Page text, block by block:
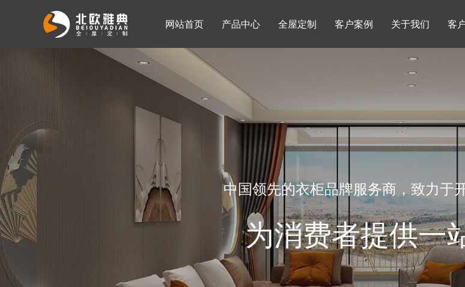
网站首页 产品中心 全屋定制 客户案例
书柜系列 酒
关于我们 客
中国领先的衣柜品牌服务商，致力于
为消费者提供一